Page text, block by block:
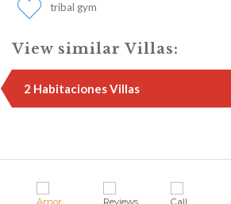
tribal gym
View similar Villas:
2 Habitaciones Villas